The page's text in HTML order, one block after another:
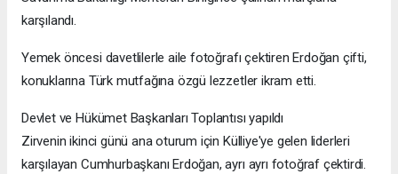
karşılandı.
Yemek öncesi davetlilerle aile fotoğrafı çektiren Erdoğan çifti,
konuklarına Türk mutfağına özgü lezzetler ikram etti.
Devlet ve Hükümet Başkanları Toplantısı yapıldı
Zirvenin ikinci günü ana oturum için Külliye'ye gelen liderleri
karşılayan Cumhurbaşkanı Erdoğan, ayrı ayrı fotoğraf çektirdi.